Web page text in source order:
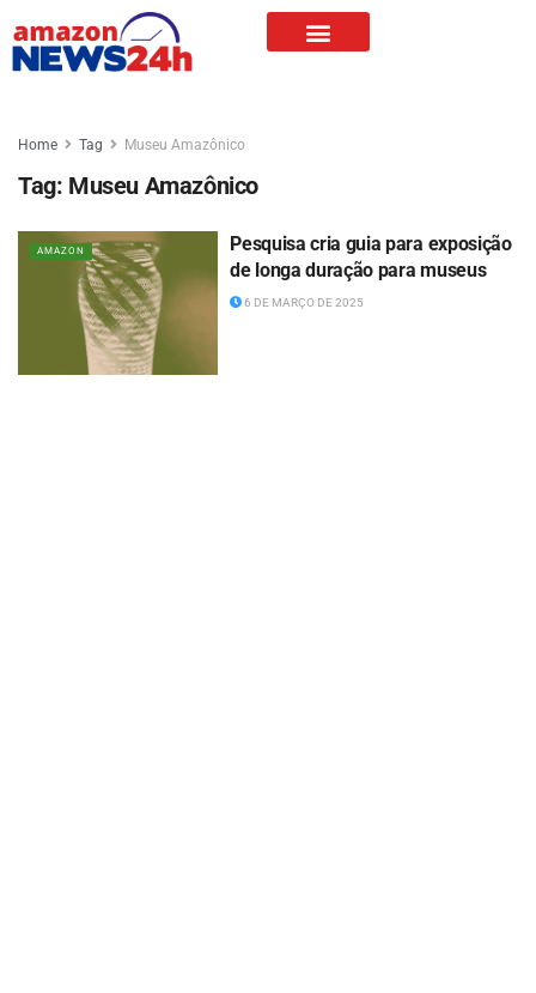
Home Tag Museu Amazônico
Tag: Museu Amazônico
AMAZON
Pesquisa cria guia para exposição
de longa duração para museus
6 DE MARÇO DE 2025